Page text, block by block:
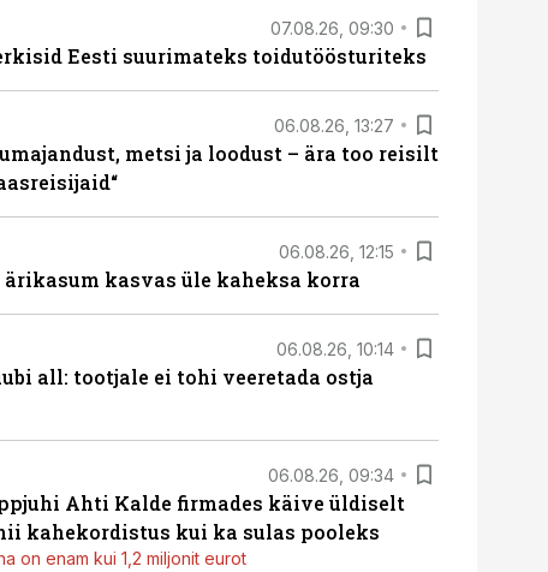
07.08.26, 09:30
Eesti suurimateks toidutöösturiteks
06.08.26, 13:27
metsi ja loodust – ära too reisilt
06.08.26, 12:15
kasvas üle kaheksa korra
06.08.26, 10:14
all: tootjale ei tohi veeretada ostja
06.08.26, 09:34
Ahti Kalde firmades käive üldiselt
kahekordistus kui ka sulas pooleks
on enam kui 1,2 miljonit eurot